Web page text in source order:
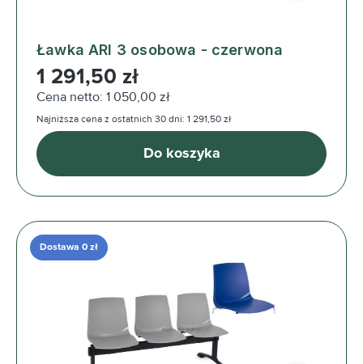
Ławka ARI 3 osobowa - czerwona
Cena regularna:
1 291,50 zł
Cena netto: 1 050,00 zł
Najniższa cena z ostatnich 30 dni: 1 291,50 zł
Do koszyka
Dostawa 0 zł